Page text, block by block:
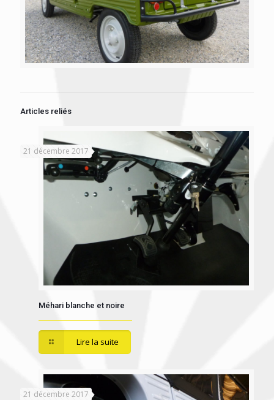
Articles reliés
21 décembre 2017
Méhari blanche et noire
Lire la suite
21 décembre 2017